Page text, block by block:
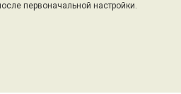
первоначальной настройки.